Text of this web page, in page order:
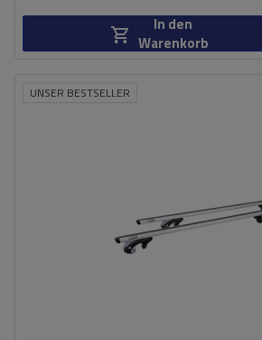
In den
Warenkorb
UNSER BESTSELLER